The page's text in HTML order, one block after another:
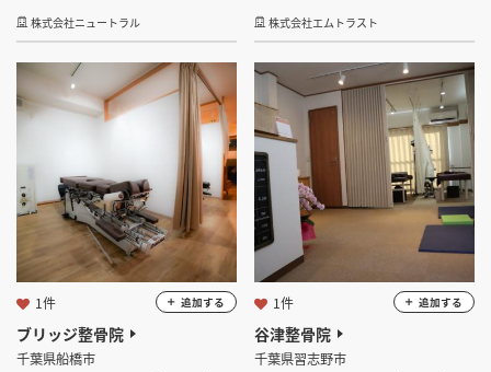
株式会社ニュートラル 株式会社エムトラスト
ブリッジ整骨院
千葉県船橋市
1件 追加する
谷津整骨院
千葉県習志野市
1件 追加する